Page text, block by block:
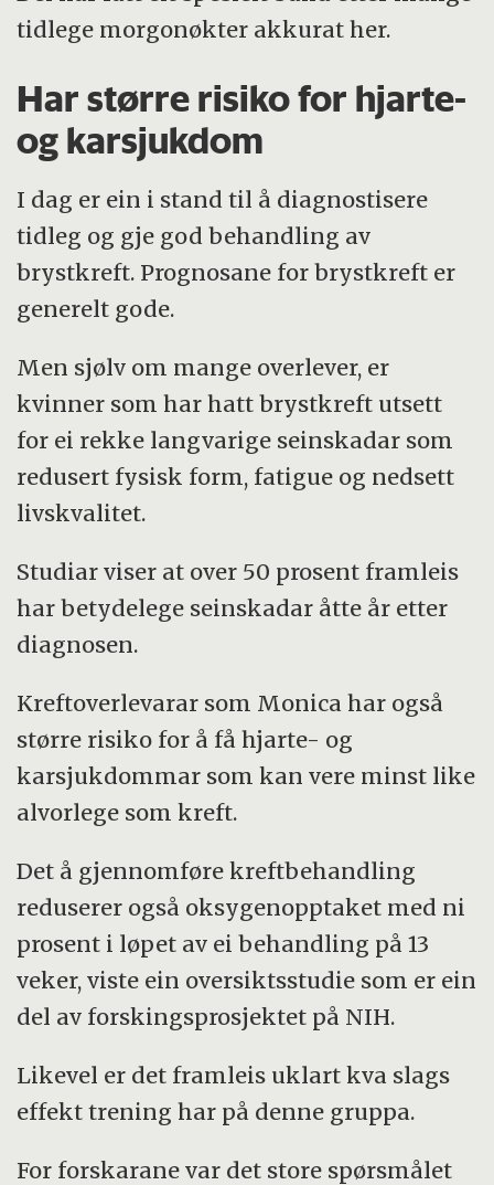
tidlege morgonøkter akkurat her.
Har større risiko for hjarte-
og karsjukdom
I dag er ein i stand til å diagnostisere
tidleg og gje god behandling av
brystkreft. Prognosane for brystkreft er
generelt gode.
Men sjølv om mange overlever, er
kvinner som har hatt brystkreft utsett
for ei rekke langvarige seinskadar som
redusert fysisk form, fatigue og nedsett
livskvalitet.
Studiar viser at over 50 prosent framleis
har betydelege seinskadar åtte år etter
diagnosen.
Kreftoverlevarar som Monica har også
større risiko for å få hjarte- og
karsjukdommar som kan vere minst like
alvorlege som kreft.
Det å gjennomføre kreftbehandling
reduserer også oksygenopptaket med ni
prosent i løpet av ei behandling på 13
veker, viste ein oversiktsstudie som er ein
del av forskingsprosjektet på NIH.
Likevel er det framleis uklart kva slags
effekt trening har på denne gruppa.
For forskarane var det store spørsmålet